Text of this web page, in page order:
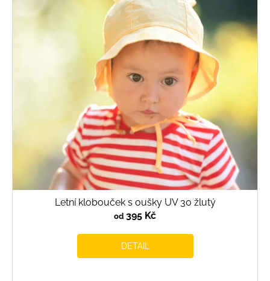
Letní klobouček s oušky UV 30 žlutý
od 395 Kč
DETAIL